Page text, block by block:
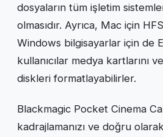
dosyaların tüm işletim
olmasıdır. Ayrıca, Mac için
Windows bilgisayarlar için de
kullanıcılar medya kartlarını ve
diskleri formatlayabilirler.
Blackmagic Pocket Cinema
kadrajlamanızı ve doğru